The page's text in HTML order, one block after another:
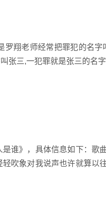
翔老师经常把罪犯的名
张三,一犯罪就是张三的名
谁》，具体信息如下：歌
吹象对我说声也许就算以